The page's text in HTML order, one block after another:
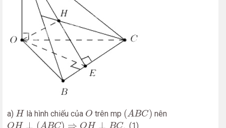
a) H
H là hình chiếu của O
O trên mp (ABC)
( ABC) nên
OH ⊥ (ABC) ⇒ OH ⊥ BC
OH⊥ ( ABC)⇒O H ⊥BC . (1)